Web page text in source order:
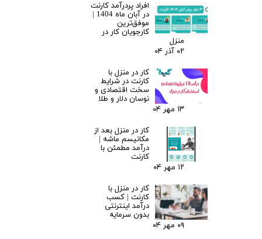
افراد پردرآمد کارنت
در آبان ماه 1404 |
موفق‌ترین
کارجویان کار در
منزل
۰۲ آذر ۰۴
کار در منزل با
کارنت در شرایط
سخت اقتصادی و
نوسان دلار و طلا
۱۳ مهر ۰۴
کار در منزل بعد از
مکانیسم ماشه |
درآمد مطمئن با
کارنت
۱۲ مهر ۰۴
کار در منزل با
کارنت | کسب
درآمد اینترنتی
بدون سرمایه
۰۹ مهر ۰۴